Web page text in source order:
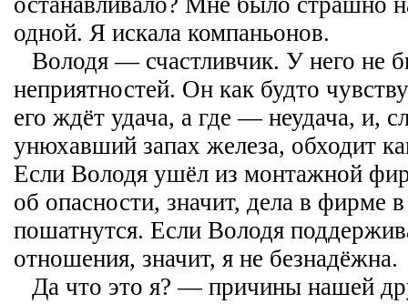
одной. Я искала компаньонов.
Володя — счастливчик. У него не
неприятностей. Он как будто
его ждёт удача, а где — неудача, и,
унюхавший запах железа, обходит
Если Володя ушёл из монтажной
об опасности, значит, дела в фирме
пошатнутся. Если Володя
отношения, значит, я не безнадёжна.
Да что это я? — причины нашей